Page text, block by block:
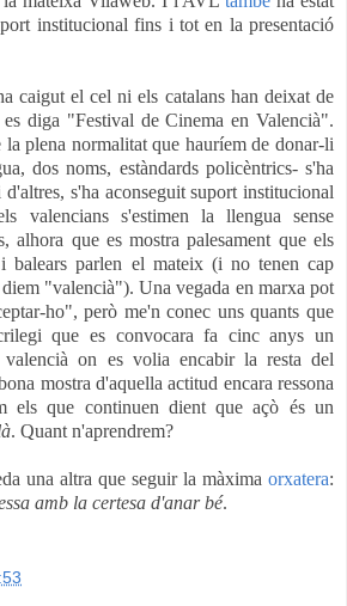
institucional fins i tot en la presentació
caigut el cel ni els catalans han deixat de
diga "Festival de Cinema en Valencià".
plena normalitat que hauríem de donar-li
dos noms, estàndards policèntrics- s'ha
s'ha aconseguit suport institucional
valencians s'estimen la llengua sense
alhora que es mostra palesament que els
i balears parlen el mateix (i no tenen cap
"valencià"). Una vegada en marxa pot
ho", però me'n conec uns quants que
que es convocara fa cinc anys un
on es volia encabir la resta del
mostra d'aquella actitud encara ressona
els que continuen dient que açò és un
. Quant n'aprendrem?
una altra que seguir la màxima orxatera:
amb la certesa d'anar bé.